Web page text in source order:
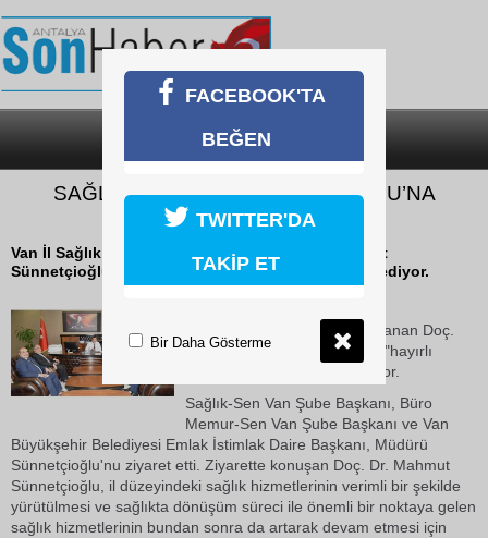
SON DAKİKA
SAĞLIK MÜDÜRÜ SÜNNETÇİOĞLU’NA
ZİYARET
Van İl Sağlık Müdürlüğüne atanan Doç. Dr. Mahmut
Sünnetçioğlu'na "hayırlı olsun" ziyaretleri devam ediyor.
Van İl Sağlık Müdürlüğüne atanan Doç.
Dr. Mahmut Sünnetçioğlu'na "hayırlı
olsun" ziyaretleri devam ediyor.
Sağlık-Sen Van Şube Başkanı, Büro
Memur-Sen Van Şube Başkanı ve Van
Büyükşehir Belediyesi Emlak İstimlak Daire Başkanı, Müdürü
Sünnetçioğlu'nu ziyaret etti. Ziyarette konuşan Doç. Dr. Mahmut
Sünnetçioğlu, il düzeyindeki sağlık hizmetlerinin verimli bir şekilde
yürütülmesi ve sağlıkta dönüşüm süreci ile önemli bir noktaya gelen
sağlık hizmetlerinin bundan sonra da artarak devam etmesi için
FACEBOOK'TA
BEĞEN
TWITTER'DA
TAKİP ET
Bir Daha Gösterme